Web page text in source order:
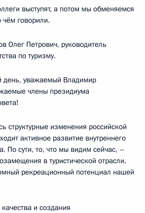
выступят, а потом мы обменяемся
говорили.
Олег Петрович, руководитель
по туризму.
день, уважаемый Владимир
члены президиума
структурные изменения российской
активное развитие внутреннего
По сути, то, что мы видим сейчас, –
в туристической отрасли,
рекреационный потенциал нашей
и создания